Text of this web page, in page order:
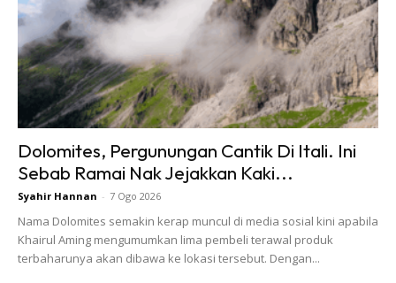
Foto: reddit
Dolomites, Pergunungan Cantik Di Itali. Ini
Sebab Ramai Nak Jejakkan Kaki...
Syahir Hannan - 7 Ogo 2026
Nama Dolomites semakin kerap muncul di media sosial kini apabila
Khairul Aming mengumumkan lima pembeli terawal produk
terbaharunya akan dibawa ke lokasi tersebut. Dengan...